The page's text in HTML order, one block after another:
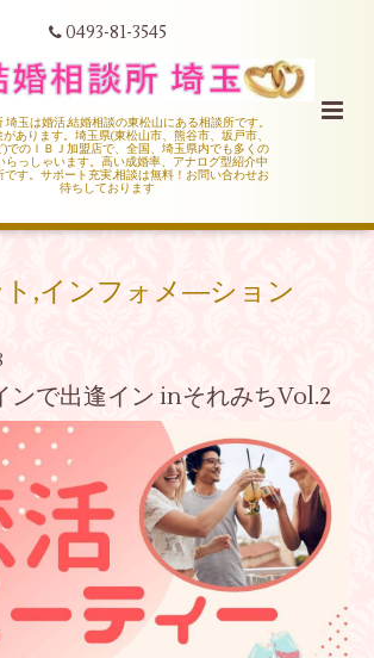
0493-81-3545
埼玉は婚活,結婚相談の東松山にある相談所です。
あります。埼玉県(東松山市、熊谷市、坂戸市、
)でのＩＢＪ加盟店で、全国、埼玉県内でも多くの
らっしゃいます。高い成婚率、アナログ型紹介中
です。サポート充実,相談は無料！お問い合わせお
待ちしております
ト,インフォメ―ション
ンで出逢イン inそれみちVol.2